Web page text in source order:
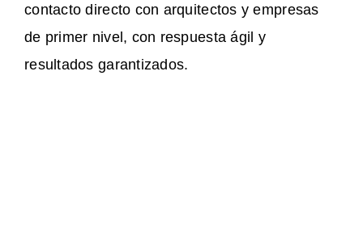
contacto directo con arquitectos y empresas
de primer nivel, con respuesta ágil y
resultados garantizados.